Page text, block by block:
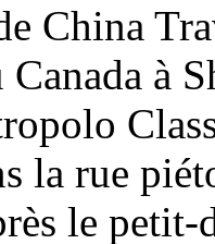
China
à
la rue
le petit-